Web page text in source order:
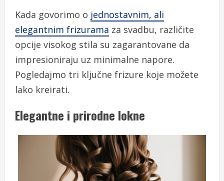
Kada govorimo o jednostavnim, ali
elegantnim frizurama za svadbu, različite
opcije visokog stila su zagarantovane da
impresioniraju uz minimalne napore.
Pogledajmo tri ključne frizure koje možete
lako kreirati.
Elegantne i prirodne lokne